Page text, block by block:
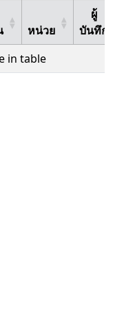
หน่วย
ผู้
บันทึก
in table